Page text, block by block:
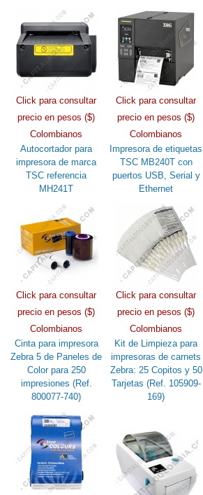
Click para consultar
precio en pesos ($)
Colombianos
Autocortador para
impresora de marca
TSC referencia
MH241T
Click para consultar
precio en pesos ($)
Colombianos
Impresora de etiquetas
TSC MB240T con
puertos USB, Serial y
Ethernet
Click para consultar
precio en pesos ($)
Colombianos
Cinta para impresora
Zebra 5 de Paneles de
Color para 250
impresiones (Ref.
800077-740)
Click para consultar
precio en pesos ($)
Colombianos
Kit de Limpieza para
impresoras de carnets
Zebra: 25 Copitos y 50
Tarjetas (Ref. 105909-
169)